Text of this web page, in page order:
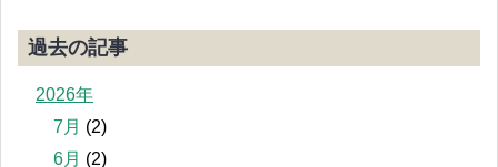
過去の記事
2026年
7月 (2)
6月 (2)